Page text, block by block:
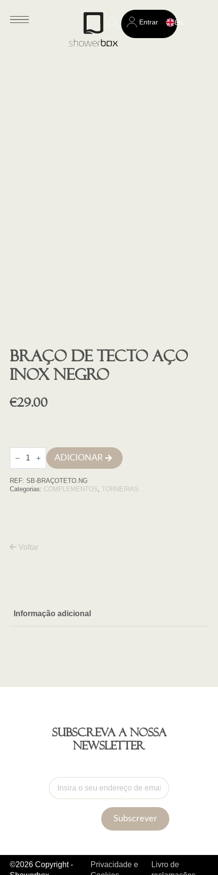
Search
for:
Entrar
Braço de tecto aço
inox NEGRO
€29.00
Quantidade
de
Braço
tecto
aço
ADICIONAR
REF: SB-BRAÇOTETO.NG
Categorias: COMPLEMENTOS, TORNEIRAS
Voltar
Informação adicional
Subscreva a nossa
newsletter
Subscrever
©2026 Copyright -
Privacidade e
Livro de